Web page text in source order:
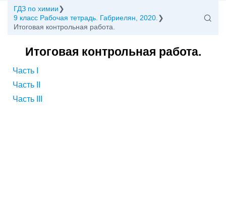
ГДЗ по химии
9 класс Рабочая тетрадь. Габриелян, 2020.
Итоговая контрольная работа.
Итоговая контрольная работа.
Часть I
Часть II
Часть III